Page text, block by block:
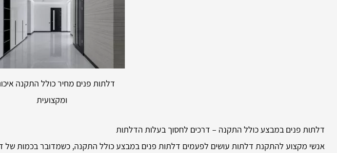
דלתות פנים מחיר כולל התקנה
ומקצועית
דלתות פנים במבצע כולל התקנה – דרכים לחסוך בעלות הדלתות
אנשי מקצוע להתקנת דלתות עושים לפעמים דלתות פנים במבצע כולל התקנה, כשמדובר בכמות